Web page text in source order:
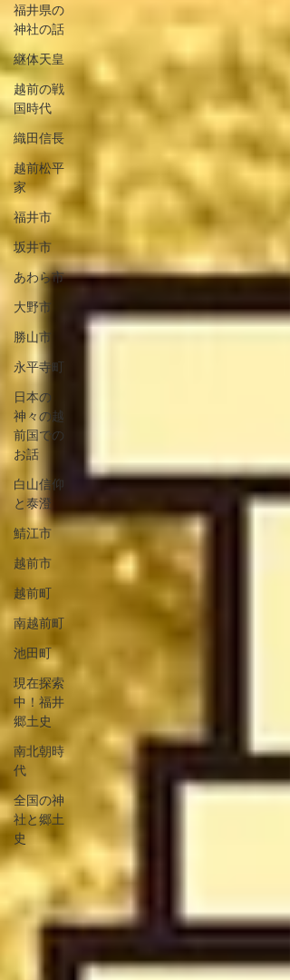
福井県の
神社の話
継体天皇
越前の戦
国時代
織田信長
越前松平
家
福井市
坂井市
あわら市
大野市
勝山市
永平寺町
日本の
神々の越
前国での
お話
白山信仰
と泰澄
鯖江市
越前市
越前町
南越前町
池田町
現在探索
中！福井
郷土史
南北朝時
代
全国の神
社と郷土
史